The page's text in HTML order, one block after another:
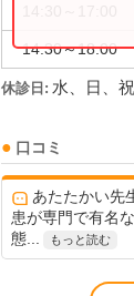
14:30～18:00
休診日: 水、日、祝
口コミ
あたたかい先
患が専門で有名
態...
もっと読む